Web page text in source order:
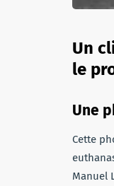
Un
le
Une
Cette
Manuel